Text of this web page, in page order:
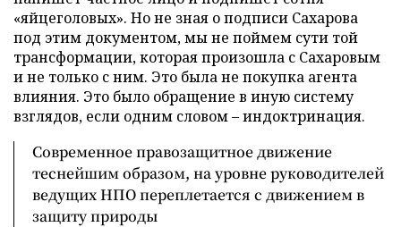
«яйцеголовых». Но не зная о подписи Сахарова
под этим документом, мы не поймем сути той
трансформации, которая произошла с Сахаровым
и не только с ним. Это была не покупка агента
влияния. Это было обращение в иную систему
взглядов, если одним словом – индоктринация.
Современное правозащитное движение
теснейшим образом, на уровне руководителей
ведущих НПО переплетается с движением в
защиту природы